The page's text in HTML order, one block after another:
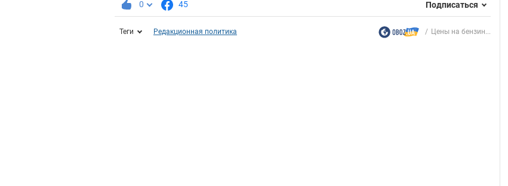
0 45 Подписаться
Теги Редакционная политика Цены на бензин...